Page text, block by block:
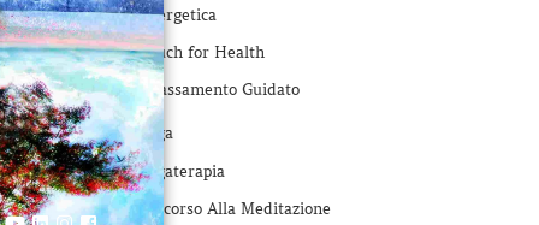
Energetica
Touch for Health
Rilassamento Guidato
Yoga
Yogaterapia
Percorso Alla Meditazione